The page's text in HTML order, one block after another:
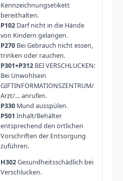
Kennzeichnungsetikett
bereithalten.
P102Darf nicht in die Hände
von Kindern gelangen.
P270Bei Gebrauch nicht essen,
trinken oder rauchen.
P301+P312BEI VERSCHLUCKEN:
Bei Unwohlsein
GIFTINFORMATIONSZENTRUM/
Arzt/… anrufen.
P330Mund ausspülen.
P501 Inhalt/Behälter
entsprechend den örtlichen
Vorschriften der Entsorgung
zuführen.
H302Gesundheitsschädlich bei
Verschlucken.